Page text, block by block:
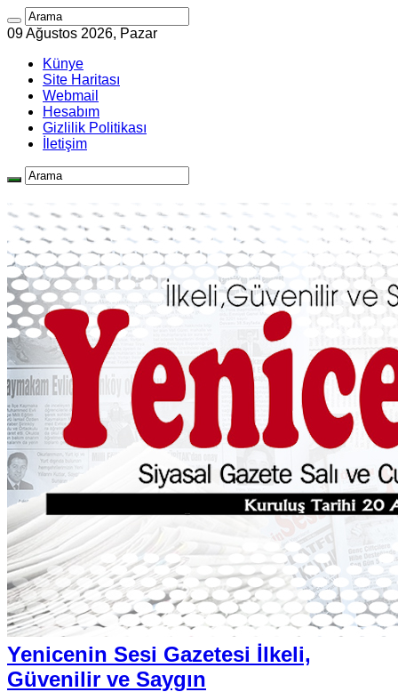
09 Ağustos 2026, Pazar
Künye
Site Haritası
Webmail
Hesabım
Gizlilik Politikası
İletişim
Yenicenin Sesi Gazetesi İlkeli,
Güvenilir ve Saygın